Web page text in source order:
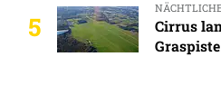
5
Cirrus
Graspiste